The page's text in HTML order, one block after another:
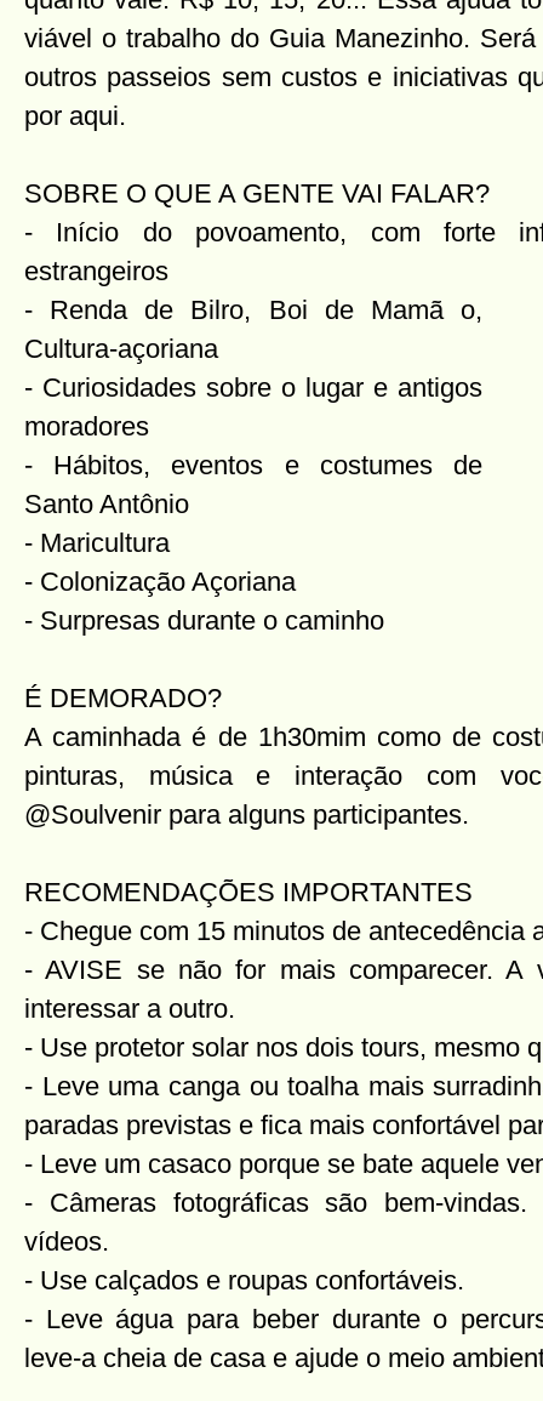
viável o trabalho do Guia Manezinho.
outros passeios sem custos e iniciativas
por aqui.
SOBRE O QUE A GENTE VAI FALAR?
- Início do povoamento, com forte
estrangeiros
- Renda de Bilro, Boi de Mamã o,
Cultura-açoriana
- Curiosidades sobre o lugar e antigos
moradores
- Hábitos, eventos e costumes de
Santo Antônio
- Maricultura
- Colonização Açoriana
- Surpresas durante o caminho
É DEMORADO?
A caminhada é de 1h30mim como de
pinturas, música e interação com
@Soulvenir para alguns participantes.
RECOMENDAÇÕES IMPORTANTES
- Chegue com 15 minutos de antecedência
- AVISE se não for mais comparecer. A
interessar a outro.
- Use protetor solar nos dois tours, mesmo
- Leve uma canga ou toalha mais
paradas previstas e fica mais confortável
- Leve um casaco porque se bate aquele
- Câmeras fotográficas são bem-
vídeos.
- Use calçados e roupas confortáveis.
- Leve água para beber durante o
leve-a cheia de casa e ajude o meio